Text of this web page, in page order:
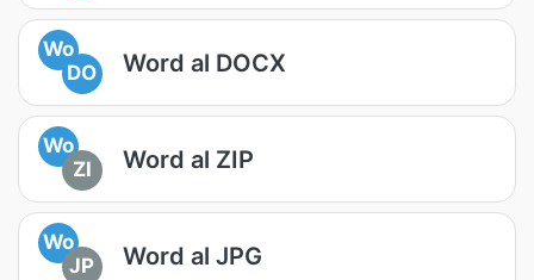
Wo
DO
Word al DOCX
Wo
ZI
Word al ZIP
Wo
JP
Word al JPG